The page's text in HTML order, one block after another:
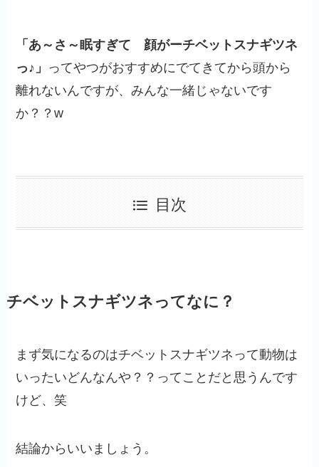
「あ～さ～眠すぎて 顔がーチベットスナギツネ
っ♪」 ってやつがおすすめにでてきてから頭から
離れないんですが、みんな一緒じゃないです
か？？w
目次
チベットスナギツネってなに？
まず気になるのはチベットスナギツネって動物は
いったいどんなんや？？ってことだと思うんです
けど、笑
結論からいいましょう。